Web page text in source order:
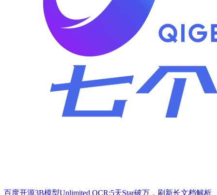
百度开源3B模型Unlimited OCR:5天Star破万，刷新长文档解析